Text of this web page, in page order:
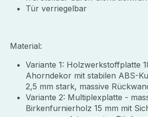
Tür verriegelbar
Material:
Variante 1: Holzwerkstoffplatte
Ahorndekor mit stabilen ABS-
2,5 mm stark, massive
Variante 2: Multiplexplatte -
Birkenfurnierholz 15 mm mit